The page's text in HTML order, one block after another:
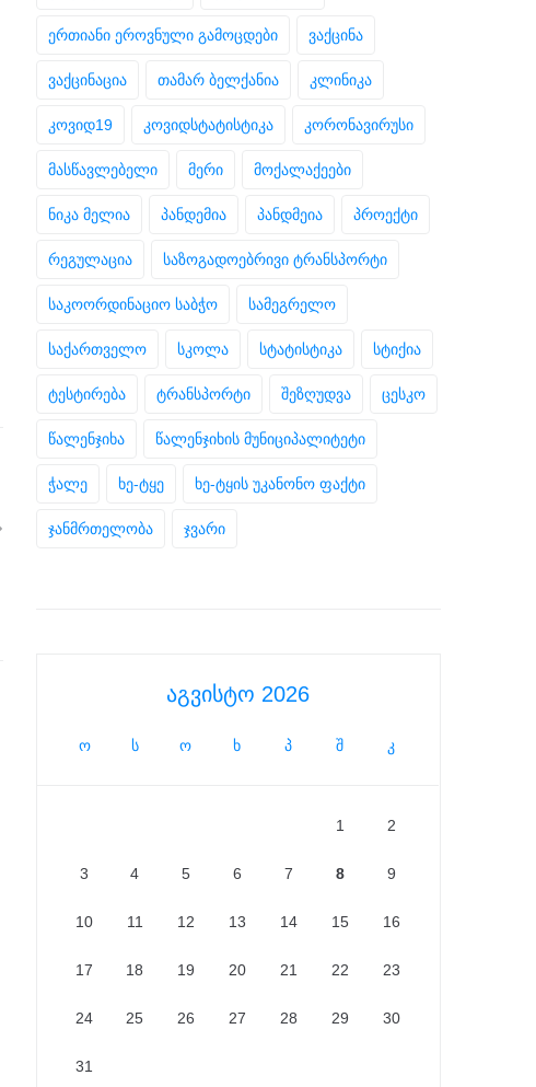
ერთიანი ეროვნული გამოცდები ვაქცინა
ვაქცინაცია თამარ ბელქანია კლინიკა
კოვიდ19 კოვიდსტატისტიკა კორონავირუსი
მასწავლებელი მერი მოქალაქეები
ნიკა მელია პანდემია პანდმეია პროექტი
რეგულაცია საზოგადოებრივი ტრანსპორტი
საკოორდინაციო საბჭო სამეგრელო
საქართველო სკოლა სტატისტიკა სტიქია
ტესტირება ტრანსპორტი შეზღუდვა ცესკო
წალენჯიხა წალენჯიხის მუნიციპალიტეტი
ჭალე ხე-ტყე ხე-ტყის უკანონო ფაქტი
ჯანმრთელობა ჯვარი
აგვისტო 2026
ო ს ო ხ პ შ კ
1 2
3 4 5 6 7 8 9
10 11 12 13 14 15 16
17 18 19 20 21 22 23
24 25 26 27 28 29 30
31